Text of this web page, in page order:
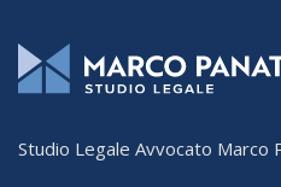
Studio Legale Avvocato Marco